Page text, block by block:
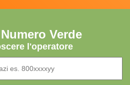
Verde
l'operatore